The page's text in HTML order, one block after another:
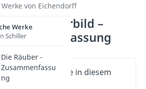
Werke von Eichendorff
Das Marmorbild –
Zusammenfassung
Wichtige Inhalte in diesem
Werke
Schiller
Die Räuber -
Zusammenfassu
ng